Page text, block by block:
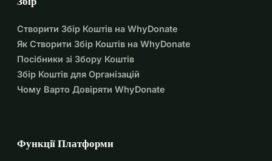
Створити Збір Коштів на WhyDonate
Як Створити Збір Коштів на WhyDonate
Посібники зі Збору Коштів
Збір Коштів для Організацій
Чому Варто Довіряти WhyDonate
Функції Платформи